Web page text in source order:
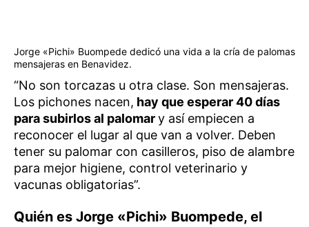
Jorge «Pichi» Buompede dedicó una vida a la cría de palomas
mensajeras en Benavidez.
“No son torcazas u otra clase. Son mensajeras.
Los pichones nacen, hay que esperar 40 días
para subirlos al palomary así empiecen a
reconocer el lugar al que van a volver. Deben
tener su palomar con casilleros, piso de alambre
para mejor higiene, control veterinario y
vacunas obligatorias”.
Quién es Jorge «Pichi» Buompede, el